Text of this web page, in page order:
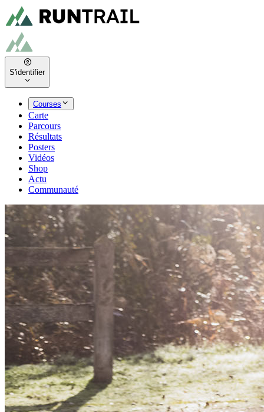
S'identifier
Courses
Carte
Parcours
Résultats
Posters
Vidéos
Shop
Actu
Communauté